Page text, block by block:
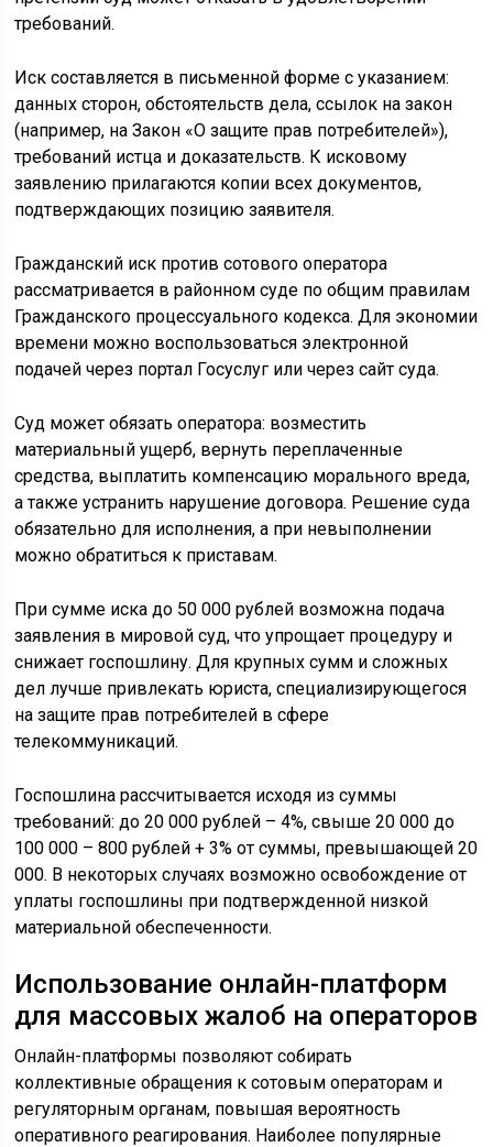
требований.
Иск составляется в письменной форме с указанием:
данных сторон, обстоятельств дела, ссылок на закон
(например, на Закон «О защите прав потребителей»),
требований истца и доказательств. К исковому
заявлению прилагаются копии всех документов,
подтверждающих позицию заявителя.
Гражданский иск против сотового оператора
рассматривается в районном суде по общим правилам
Гражданского процессуального кодекса. Для экономии
времени можно воспользоваться электронной
подачей через портал Госуслуг или через сайт суда.
Суд может обязать оператора: возместить
материальный ущерб, вернуть переплаченные
средства, выплатить компенсацию морального вреда,
а также устранить нарушение договора. Решение суда
обязательно для исполнения, а при невыполнении
можно обратиться к приставам.
При сумме иска до 50 000 рублей возможна подача
заявления в мировой суд, что упрощает процедуру и
снижает госпошлину. Для крупных сумм и сложных
дел лучше привлекать юриста, специализирующегося
на защите прав потребителей в сфере
телекоммуникаций.
Госпошлина рассчитывается исходя из суммы
требований: до 20 000 рублей – 4%, свыше 20 000 до
100 000 – 800 рублей + 3% от суммы, превышающей 20
000. В некоторых случаях возможно освобождение от
уплаты госпошлины при подтвержденной низкой
материальной обеспеченности.
Использование онлайн-платформ
для массовых жалоб на операторов
Онлайн-платформы позволяют собирать
коллективные обращения к сотовым операторам и
регуляторным органам, повышая вероятность
оперативного реагирования. Наиболее популярные